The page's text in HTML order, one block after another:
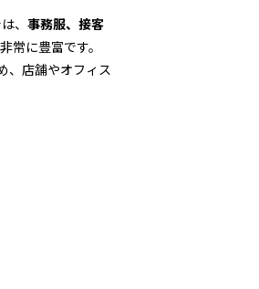
、 事務服、接客
常に豊富です。
、店舗やオフィス